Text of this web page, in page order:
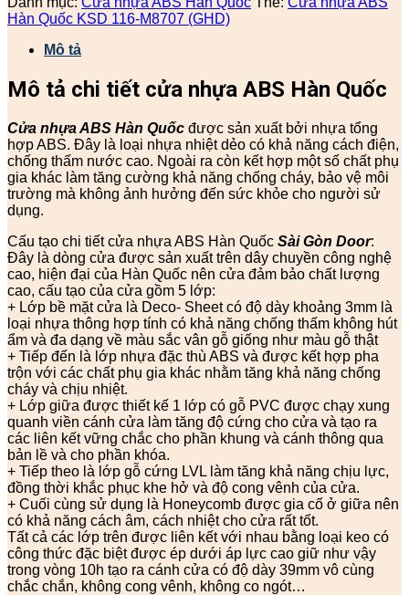
Hàn Quốc KSD 116-M8707 (GHD)
Mô tả
Mô tả chi tiết cửa nhựa ABS Hàn Quốc
Cửa nhựa ABS Hàn Quốc được sản xuất bởi nhựa tổng
hợp ABS. Đây là loại nhựa nhiệt dẻo có khả năng cách điện,
chống thấm nước cao. Ngoài ra còn kết hợp một số chất phụ
gia khác làm tăng cường khả năng chống cháy, bảo vệ môi
trường mà không ảnh hưởng đến sức khỏe cho người sử
dụng.
Cấu tạo chi tiết cửa nhựa ABS Hàn Quốc Sài Gòn Door:
Đây là dòng cửa được sản xuất trên dây chuyền công nghệ
cao, hiện đại của Hàn Quốc nên cửa đảm bảo chất lượng
cao, cấu tạo của cửa gồm 5 lớp:
+ Lớp bề mặt cửa là Deco- Sheet có độ dày khoảng 3mm là
loại nhựa thông hợp tính có khả năng chống thấm không hút
ẩm và đa dạng về màu sắc vân gỗ giống như màu gỗ thật
+ Tiếp đến là lớp nhựa đặc thù ABS và được kết hợp pha
trộn với các chất phụ gia khác nhằm tăng khả năng chống
cháy và chịu nhiệt.
+ Lớp giữa được thiết kế 1 lớp có gỗ PVC được chạy xung
quanh viền cánh cửa làm tăng độ cứng cho cửa và tạo ra
các liên kết vững chắc cho phần khung và cánh thông qua
bản lề và cho phần khóa.
+ Tiếp theo là lớp gỗ cứng LVL làm tăng khả năng chịu lực,
đồng thời khắc phục khe hở và độ cong vênh của cửa.
+ Cuối cùng sử dụng là Honeycomb được gia cố ở giữa nên
có khả năng cách âm, cách nhiệt cho cửa rất tốt.
Tất cả các lớp trên được liên kết với nhau bằng loại keo có
công thức đặc biệt được ép dưới áp lực cao giữ như vậy
trong vòng 10h tạo ra cánh cửa có độ dày 39mm vô cùng
chắc chắn, không cong vênh, không co ngót…